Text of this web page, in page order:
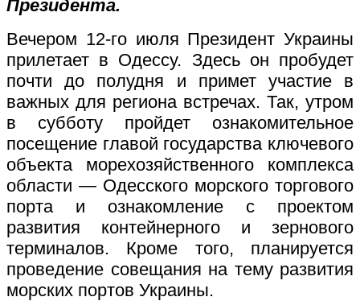
Президента.
Вечером 12-го июля Президент Украины
прилетает в Одессу. Здесь он пробудет
почти до полудня и примет участие в
важных для региона встречах. Так, утром
в субботу пройдет ознакомительное
посещение главой государства ключевого
объекта морехозяйственного комплекса
области — Одесского морского торгового
порта и ознакомление с проектом
развития контейнерного и зернового
терминалов. Кроме того, планируется
проведение совещания на тему развития
морских портов Украины.